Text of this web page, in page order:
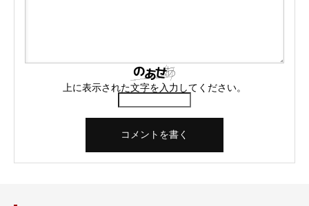
上に表示された文字を入力してください。